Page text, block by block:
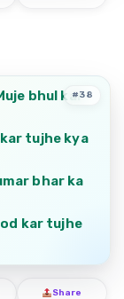
bhul kar
tujhe kya
bhar ka
kar tujhe
#38
Share